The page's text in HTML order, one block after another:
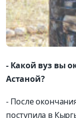
- Какой вуз вы
Астаной?
- После
поступила в